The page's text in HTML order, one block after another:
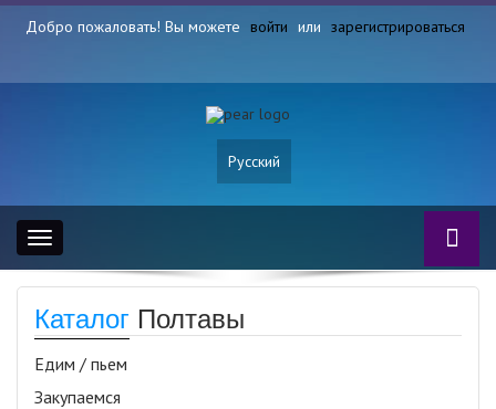
Добро пожаловать! Вы можете войти или зарегистрироваться
Русский
Toggle
navigation
Каталог Полтавы
Едим / пьем
Закупаемся